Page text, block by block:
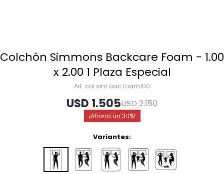
Colchón Simmons Backcare Foam - 1.00
x 2.00 1 Plaza Especial
col sim bac foam100
USD 1.505USD2.150
30
Variantes: